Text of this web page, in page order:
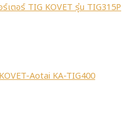
ร์เตอร์ TIG KOVET รุ่น TIG315P
Aotai KA-TIG400